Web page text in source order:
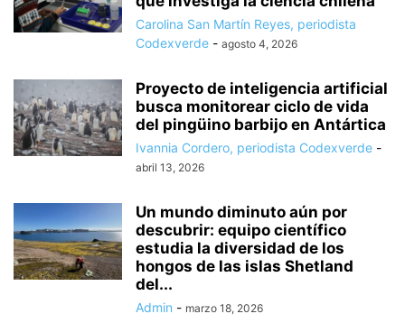
Carolina San Martín Reyes, periodista
Codexverde - agosto 4, 2026
Proyecto de inteligencia artificial
busca monitorear ciclo de vida
del pingüino barbijo en Antártica
Ivannia Cordero, periodista Codexverde -
abril 13, 2026
Un mundo diminuto aún por
descubrir: equipo científico
estudia la diversidad de los
hongos de las islas Shetland
del...
Admin - marzo 18, 2026